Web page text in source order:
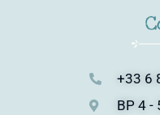
+33 6
BP 4 -